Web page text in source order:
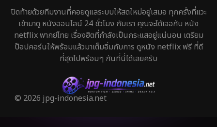
ปิดท้ายด้วยทีมงานที่คอยดูแลระบบให้สดใหม่อยู่เสมอ ทุกครั้งที่แวะ
เข้ามาดู หนังออนไลน์ 24 ชั่วโมง กับเรา คุณจะได้เจอกับ หนัง
netflix พากย์ไทย เรื่องฮิตที่กำลังเป็นกระแสอยู่แน่นอน เตรียม
ป๊อปคอร์นให้พร้อมแล้วมาเต็มอิ่มกับการ ดูหนัง netflix ฟรี ที่ดี
ที่สุดไปพร้อมๆ กันที่นี่ได้เลยครับ
© 2026 jpg-indonesia.net